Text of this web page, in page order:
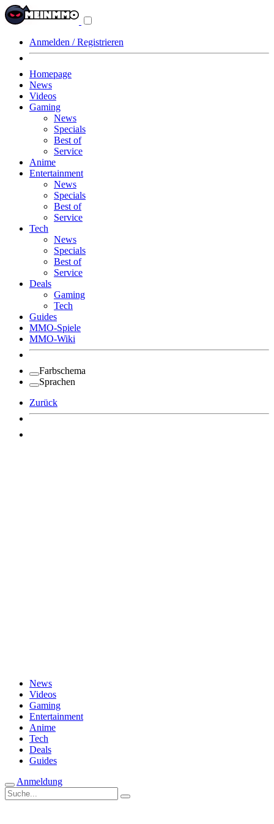
Anmelden / Registrieren
Homepage
News
Videos
Gaming
News
Specials
Best of
Service
Anime
Entertainment
News
Specials
Best of
Service
Tech
News
Specials
Best of
Service
Deals
Gaming
Tech
Guides
MMO-Spiele
MMO-Wiki
Farbschema
Sprachen
Zurück
News
Videos
Gaming
Entertainment
Anime
Tech
Deals
Guides
Anmeldung
Suche
nach: